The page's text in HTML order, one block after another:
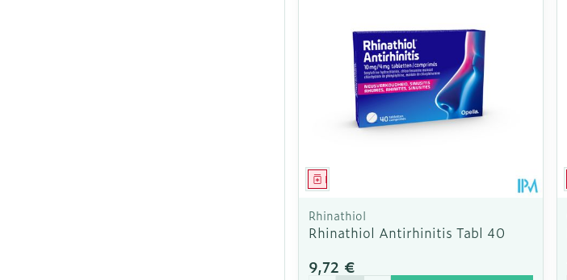
Médicament
Rhinathiol
Rhinathiol Antirhinitis Tabl 40
9,72 €